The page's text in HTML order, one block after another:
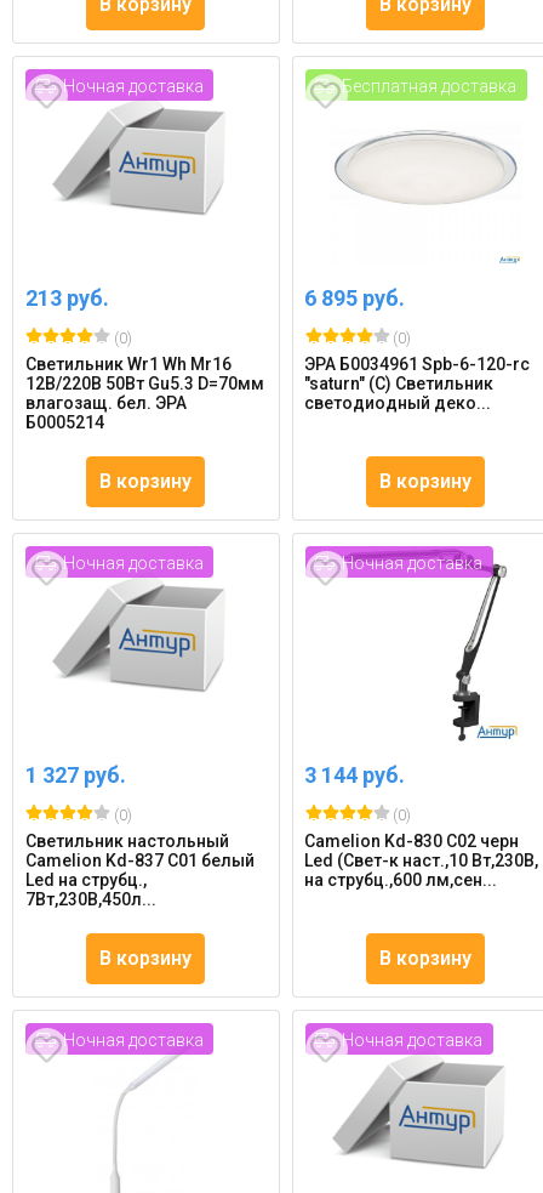
Ночная доставка
213 руб.
(0)
Светильник Wr1 Wh Mr16
12В/220В 50Вт Gu5.3 D=70мм
влагозащ. бел. ЭРА
Б0005214
В корзину
Бесплатная доставка
6 895 руб.
(0)
ЭРА Б0034961 Spb-6-120-rc
"saturn" (С) Светильник
светодиодный деко...
В корзину
Ночная доставка
1 327 руб.
(0)
Светильник настольный
Camelion Kd-837 C01 белый
Led на струбц.,
7Вт,230В,450л...
В корзину
Ночная доставка
3 144 руб.
(0)
Camelion Kd-830 C02 черн
Led (Свет-к наст.,10 Вт,230В,
на струбц.,600 лм,сен...
В корзину
Ночная доставка Ночная доставка